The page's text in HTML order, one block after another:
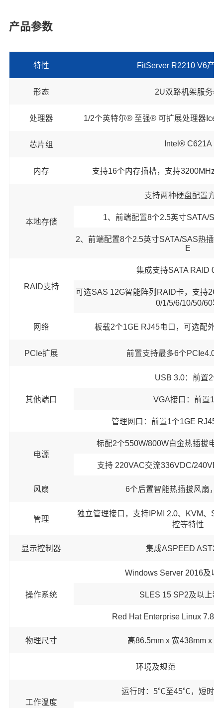
产品参数
特性 FitServer R2210 V6产
形态 2U双路机架服务器
处理器 1/2个英特尔® 至强® 可扩展处理器
芯片组 Intel® C621A
内存 支持16个内存插槽，支持3200MHz
本地存储
支持两种硬盘配置方
1、前端配置8个2.5英寸SATA/
2、前端配置8个2.5英寸SATA/SAS热插
E
RAID支持
集成支持SATA RAID 0/
可选SAS 12G智能阵列RAID卡，支持
0/1/5/6/10/50/60等
网络 板载2个1GE RJ45电口，可选配外
PCIe扩展 前置支持最多6个PCIe4.0
其他端口
USB 3.0：前置2个
VGA接口：前置1个
管理网口：前置1个1GE RJ45
电源
标配2个550W/800W白金热插拔电
支持 220VAC交流336VDC/
风扇 6个后置智能热插拔风扇，
管理
独立管理接口，支持IPMI 2.0、KVM、
控等特性
显示控制器 集成ASPEED
操作系统
Windows Server 2016及以
SLES 15 SP2及以上新
Red Hat Enterprise Linux 7.8
物理尺寸 高86.5mm x 宽438mm x
环境及规范
工作温度
运行时：5℃至45℃，短时-